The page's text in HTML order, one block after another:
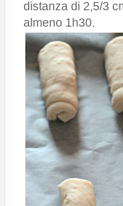
distanza di 2,5/3
almeno 1h30.